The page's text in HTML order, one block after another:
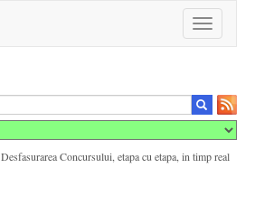
Toggle
navigation
Desfasurarea Concursului, etapa cu etapa, in timp real